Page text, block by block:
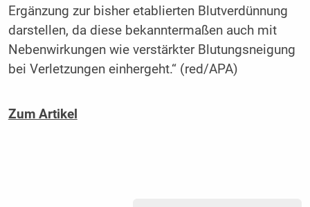
Ergänzung zur bisher etablierten Blutverdünnung
darstellen, da diese bekanntermaßen auch mit
Nebenwirkungen wie verstärkter Blutungsneigung
bei Verletzungen einhergeht.“ (red/APA)
Zum Artikel